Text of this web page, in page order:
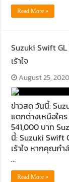
Read More »
Suzuki Swift
เร้าใจ
August 25, 2020
ข่าวสด วันนี้:
แตกต่างเหนือใค
541,000 บาท
นี้: Suzuki Swift
เร้าใจ หากคุณก
…
Read More »